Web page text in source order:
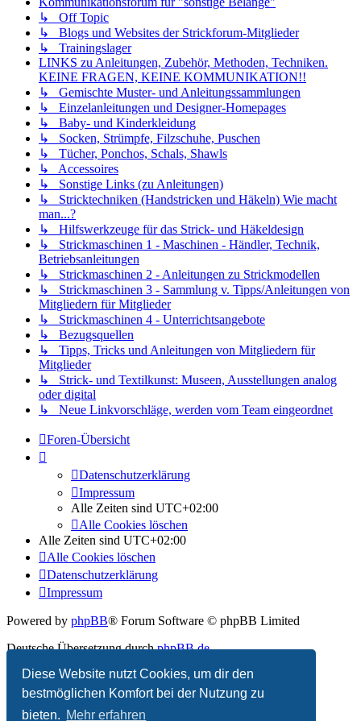
Diese Website nutzt Cookies, um dir den
bestmöglichen Komfort bei der Nutzung zu
bieten. Mehr erfahren
↳ Off Topic
↳ Blogs und Websites der Strickforum-Mitglieder
↳ Trainingslager
LINKS zu Anleitungen, Zubehör, Methoden, Techniken.
KEINE FRAGEN, KEINE KOMMUNIKATION!!
↳ Gemischte Muster- und Anleitungssammlungen
↳ Einzelanleitungen und Designer-Homepages
↳ Baby- und Kinderkleidung
↳ Socken, Strümpfe, Filzschuhe, Puschen
↳ Tücher, Ponchos, Schals, Shawls
↳ Accessoires
↳ Sonstige Links (zu Anleitungen)
↳ Stricktechniken (Handstricken und Häkeln) Wie macht
man...?
↳ Hilfswerkzeuge für das Strick- und Häkeldesign
↳ Strickmaschinen 1 - Maschinen - Händler, Technik,
Betriebsanleitungen
↳ Strickmaschinen 2 - Anleitungen zu Strickmodellen
↳ Strickmaschinen 3 - Sammlung v. Tipps/Anleitungen von
Mitgliedern für Mitglieder
↳ Strickmaschinen 4 - Unterrichtsangebote
↳ Bezugsquellen
↳ Tipps, Tricks und Anleitungen von Mitgliedern für
Mitglieder
↳ Strick- und Textilkunst: Museen, Ausstellungen analog
oder digital
↳ Neue Linkvorschläge, werden vom Team eingeordnet
Foren-Übersicht
Datenschutzerklärung
Impressum
Alle Zeiten sind UTC+02:00
Alle Cookies löschen
Alle Zeiten sind UTC+02:00
Alle Cookies löschen
Datenschutzerklärung
Impressum
Powered by phpBB® Forum Software © phpBB Limited
Deutsche Übersetzung durchphpBB.de
Datenschutz |Nutzungsbedingungen